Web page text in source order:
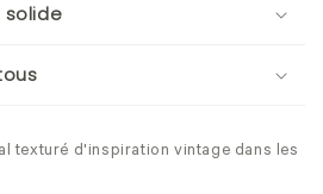
solide
texturé d'inspiration vintage dans les